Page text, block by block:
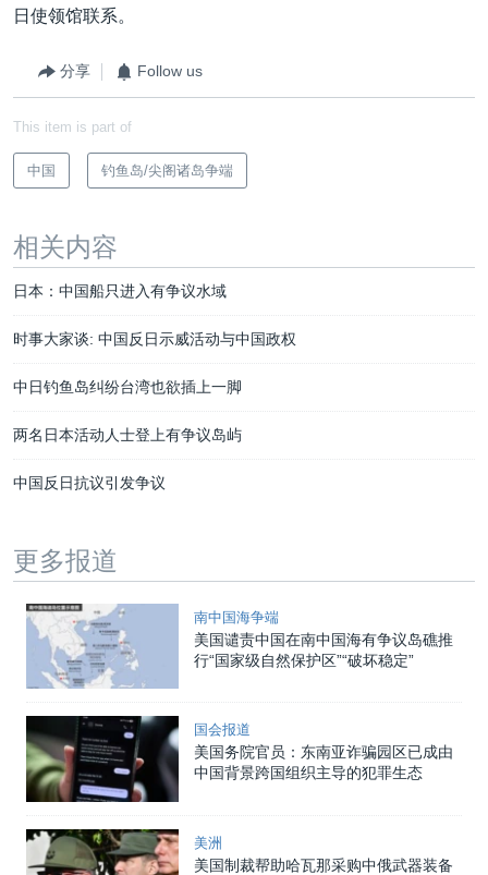
日使领馆联系。
分享 Follow us
This item is part of
中国 钓鱼岛/尖阁诸岛争端
相关内容
日本：中国船只进入有争议水域
时事大家谈: 中国反日示威活动与中国政权
中日钓鱼岛纠纷台湾也欲插上一脚
两名日本活动人士登上有争议岛屿
中国反日抗议引发争议
更多报道
南中国海争端
美国谴责中国在南中国海有争议岛礁推
行“国家级自然保护区”“破坏稳定”
国会报道
美国务院官员：东南亚诈骗园区已成由
中国背景跨国组织主导的犯罪生态
美洲
美国制裁帮助哈瓦那采购中俄武器装备